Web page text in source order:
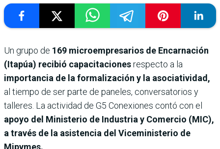
Un grupo de 169 microempresarios de Encarnación
(Itapúa) recibió capacitacionesrespecto a la
importancia de la formalización y la asociatividad,
al tiempo de ser parte de paneles, conversatorios y
talleres. La actividad de G5 Conexiones contó con el
apoyo del Ministerio de Industria y Comercio (MIC),
a través de la asistencia del Viceministerio de